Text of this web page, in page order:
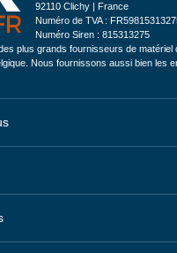
92110 Clichy | France
Numéro de TVA :
Numéro Siren : 815313275
plus grands fournisseurs de matériel
Nous fournissons aussi bien les